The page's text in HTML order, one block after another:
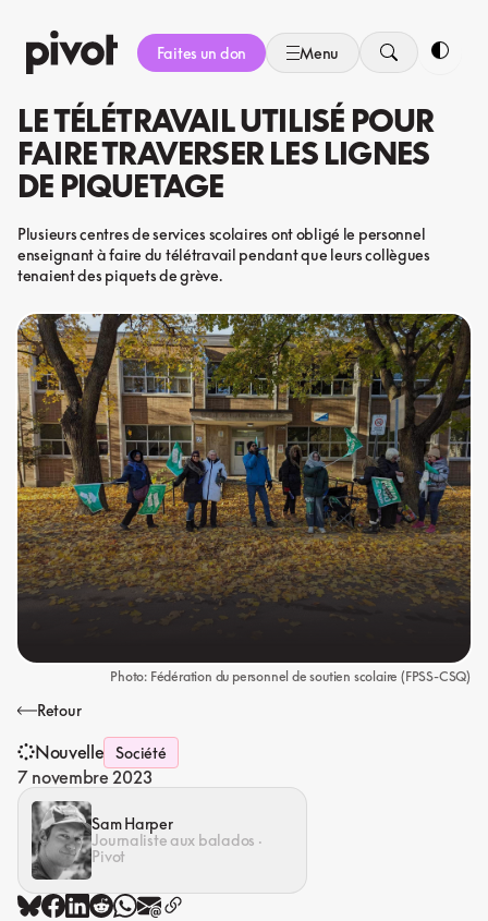
au
contenu
Faites un don Menu
LE TÉLÉTRAVAIL UTILISÉ POUR
FAIRE TRAVERSER LES LIGNES
DE PIQUETAGE
Plusieurs centres de services scolaires ont obligé le personnel
enseignant à faire du télétravail pendant que leurs collègues
tenaient des piquets de grève.
Photo: Fédération du personnel de soutien scolaire (FPSS-CSQ)
Retour
Nouvelle Société
7 novembre 2023
Sam Harper
Journaliste aux balados ·
Pivot